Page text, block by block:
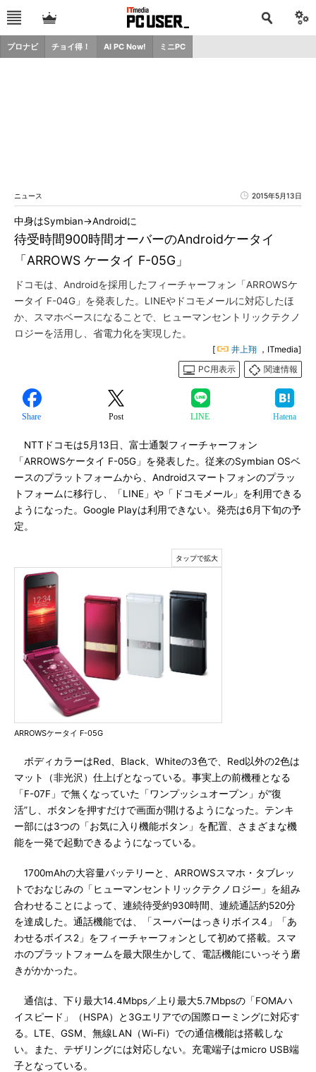
プロナビ チョイ得！ AI PC Now! ミニPC
ニュース 2015年5月13日
待受時間900時間オーバーのAndroidケータイ
「ARROWS ケータイ F-05G」
中身はSymbian→Androidに
ドコモは、Androidを採用したフィーチャーフォン「ARROWSケ
ータイ F-04G」を発表した。LINEやドコモメールに対応したほ
か、スマホベースになることで、ヒューマンセントリックテクノ
ロジーを活用し、省電力化を実現した。
[ 井上翔 ，ITmedia]
PC用表示
関連情報
Share Post LINE Hatena
NTTドコモは5月13日、富士通製フィーチャーフォン
「ARROWSケータイ F-05G」を発表した。従来のSymbian OSベ
ースのプラットフォームから、Androidスマートフォンのプラッ
トフォームに移行し、「LINE」や「ドコモメール」を利用できる
ようになった。Google Playは利用できない。発売は6月下旬の予
定。
ARROWSケータイ F-05G
ボディカラーはRed、Black、Whiteの3色で、Red以外の2色は
マット（非光沢）仕上げとなっている。事実上の前機種となる
「F-07F」で無くなっていた「ワンプッシュオープン」が“復
活”し、ボタンを押すだけで画面が開けるようになった。テンキ
ー部には3つの「お気に入り機能ボタン」を配置、さまざまな機
能を一発で起動できるようになっている。
1700mAhの大容量バッテリーと、ARROWSスマホ・タブレッ
トでおなじみの「ヒューマンセントリックテクノロジー」を組み
合わせることによって、連続待受約930時間、連続通話約520分
を達成した。通話機能では、「スーパーはっきりボイス4」「あ
わせるボイス2」をフィーチャーフォンとして初めて搭載。スマ
ホのプラットフォームを最大限生かして、電話機能にいっそう磨
きがかかった。
通信は、下り最大14.4Mbps／上り最大5.7Mbpsの「FOMAハ
イスピード」（HSPA）と3Gエリアでの国際ローミングに対応す
る。LTE、GSM、無線LAN（Wi-Fi）での通信機能は搭載しな
い。また、テザリングには対応しない。充電端子はmicro USB端
子となっている。